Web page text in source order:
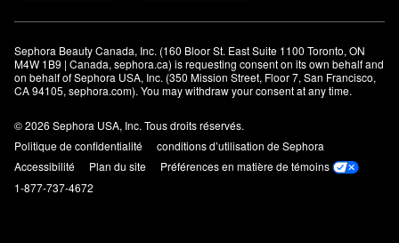
Sephora Beauty Canada, Inc. (160 Bloor St. East Suite 1100 Toronto, ON
M4W 1B9 | Canada, sephora.ca) is requesting consent on its own behalf and
on behalf of Sephora USA, Inc. (350 Mission Street, Floor 7, San Francisco,
CA 94105, sephora.com). You may withdraw your consent at any time.
© 2026 Sephora USA, Inc. Tous droits réservés.
Politique de confidentialité
conditions d’utilisation de Sephora
Accessibilité
Plan du site
Préférences en matière de témoins
1-877-737-4672